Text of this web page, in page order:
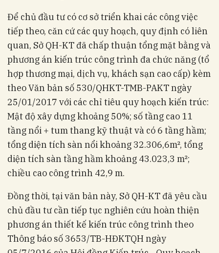
Để chủ đầu tư có cơ sở triển khai các công việc
tiếp theo, căn cứ các quy hoạch, quy định có liên
quan, Sở QH-KT đã chấp thuận tổng mặt bằng và
phương án kiến trúc công trình đa chức năng (tổ
hợp thương mại, dịch vụ, khách sạn cao cấp) kèm
theo Văn bản số 530/QHKT-TMB-PAKT ngày
25/01/2017 với các chỉ tiêu quy hoạch kiến trúc:
Mật độ xây dựng khoảng 50%; số tầng cao 11
tầng nổi + tum thang kỹ thuật và có 6 tầng hầm;
tổng diện tích sàn nổi khoảng 32.306,6m², tổng
diện tích sàn tầng hầm khoảng 43.023,3 m²;
chiều cao công trình 42,9 m.
Đồng thời, tại văn bản này, Sở QH-KT đã yêu cầu
chủ đầu tư cần tiếp tục nghiên cứu hoàn thiện
phương án thiết kế kiến trúc công trình theo
Thông báo số 3653/TB-HĐKTQH ngày